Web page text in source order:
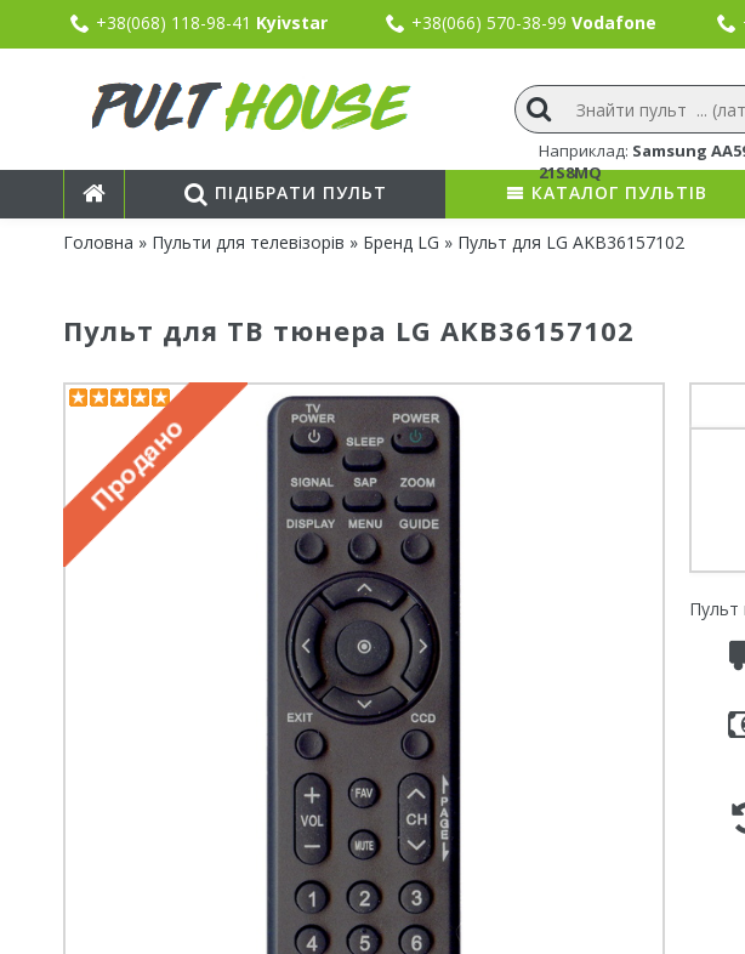
+38(068) 118-98-41 Kyivstar +38(066) 570-38-99 Vodafone
Наприклад: Samsung
21S8MQ
ПІДІБРАТИ ПУЛЬТ КАТАЛОГ ПУЛЬТІВ
Головна » Пульти для телевізорів » Бренд LG » Пульт для LG AKB36157102
Пульт для ТВ тюнера LG AKB36157102
Пульт